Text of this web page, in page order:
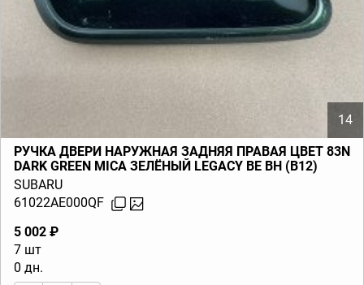
14
РУЧКА ДВЕРИ НАРУЖНАЯ ЗАДНЯЯ ПРАВАЯ ЦВЕТ 83N
DARK GREEN MICA ЗЕЛЁНЫЙ LEGACY BE BH (B12)
1997-2000
SUBARU
61022AE000QF
5 002 ₽
7 шт
0 дн.